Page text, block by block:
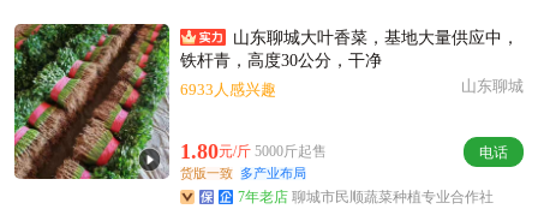
山东聊城大叶香菜，基地大量供应中，
铁杆青，高度30公分，干净
6933人感兴趣
山东聊城
1.80元/斤 5000斤起售 电话
货版一致 多产业布局
7年老店 聊城市民顺蔬菜种植专业合作社